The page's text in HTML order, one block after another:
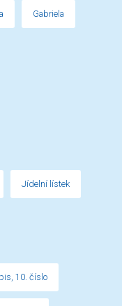
Gabriela
Jídelní lístek
10. číslo